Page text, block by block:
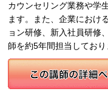
カウンセリング業務や学
ます。また、企業におけ
ョン研修、新入社員研修
師を約5年間担当しており